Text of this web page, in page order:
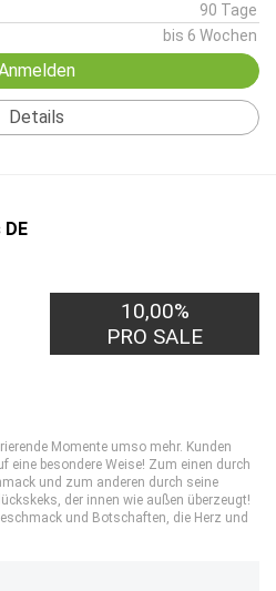
90 Tage
bis 6 Wochen
Details
10,00%
PRO SALE
Momente umso mehr. Kunden
eine besondere Weise! Zum einen durch
und zum anderen durch seine
der innen wie außen überzeugt!
und Botschaften, die Herz und